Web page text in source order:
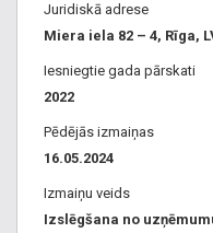
Juridiskā adrese
Miera iela 82 – 4, Rīga,
Iesniegtie gada pārskati
2022
Pēdējās izmaiņas
16.05.2024
Izmaiņu veids
Izslēgšana no